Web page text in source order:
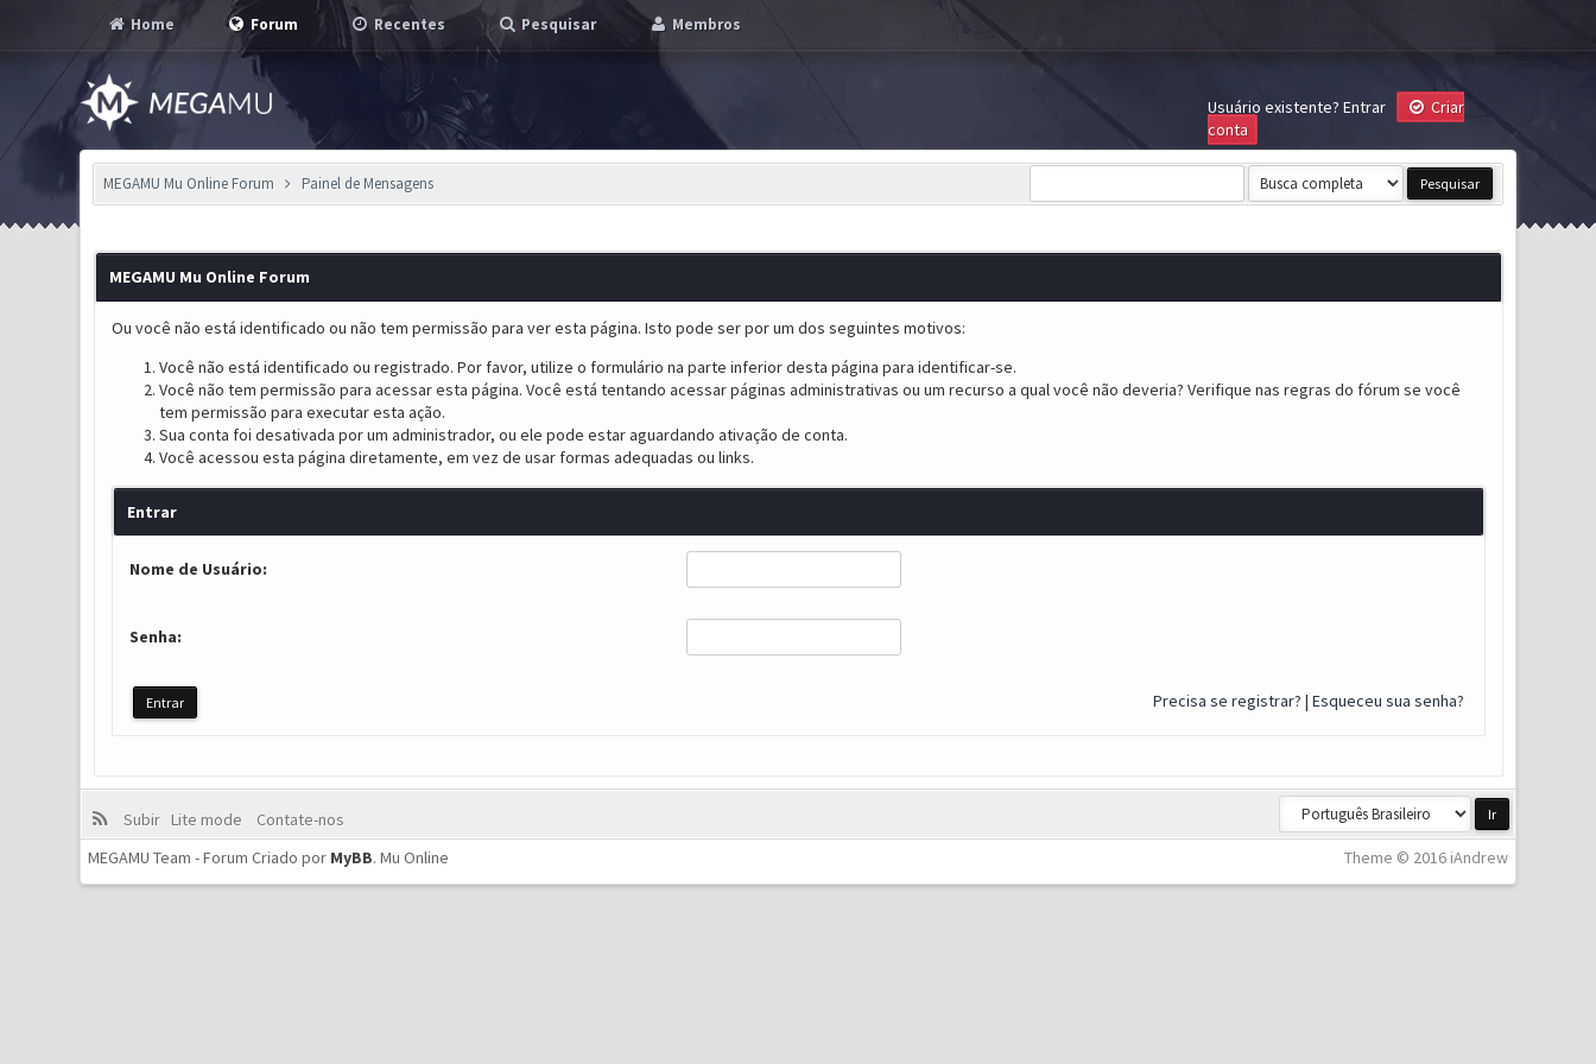
Home Forum Recentes Pesquisar Membros
Usuário existente? Entrar
Criar
conta
MEGAMU Mu Online Forum Painel de Mensagens
MEGAMU Mu Online Forum
Ou você não está identificado ou não tem permissão para ver esta página. Isto pode ser por um dos seguintes motivos:
Você não está identificado ou registrado. Por favor, utilize o formulário na parte inferior desta página para identificar-se.
Você não tem permissão para acessar esta página. Você está tentando acessar páginas administrativas ou um recurso a qual você não deveria? Verifique nas regras do fórum se você
tem permissão para executar esta ação.
Sua conta foi desativada por um administrador, ou ele pode estar aguardando ativação de conta.
Você acessou esta página diretamente, em vez de usar formas adequadas ou links.
Entrar
Nome de Usuário:
Senha:
Precisa se registrar? | Esqueceu sua senha?
Subir Lite mode
Contate-nos
Theme © 2016 iAndrew
MEGAMU Team - Forum Criado por MyBB.Mu Online